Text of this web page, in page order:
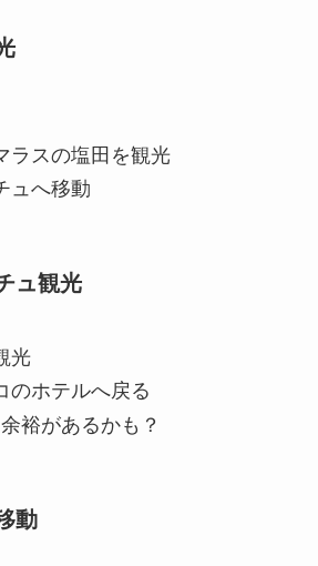
ラスの塩田を観光
ュへ移動
ュ観光
光
のホテルへ戻る
裕があるかも？
動